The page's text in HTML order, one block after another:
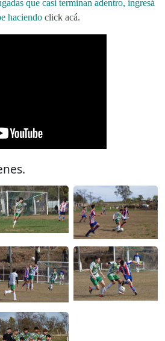
que casi terminan adentro, ingresá
haciendo click acá.